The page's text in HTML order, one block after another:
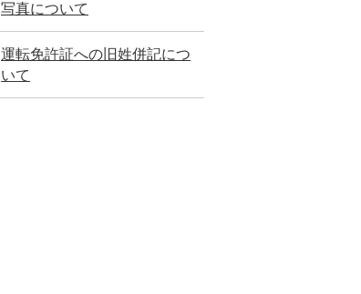
写真について
運転免許証への旧姓併記につ
いて